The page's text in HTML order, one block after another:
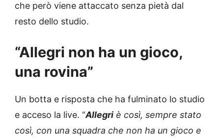
che però viene attaccato senza pietà dal
resto dello studio.
“Allegri non ha un gioco,
una rovina”
Un botta e risposta che ha fulminato lo studio
e acceso la live. “Allegri è così, sempre stato
così, con una squadra che non ha un gioco e